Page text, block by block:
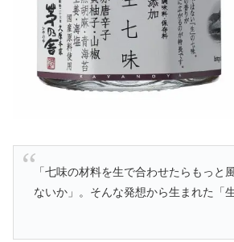
「七味の材料を生で合わせたらもっと
ないか」。そんな発想から生まれた「生